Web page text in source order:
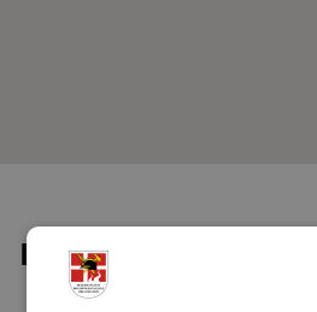
Ry Brandvæsen